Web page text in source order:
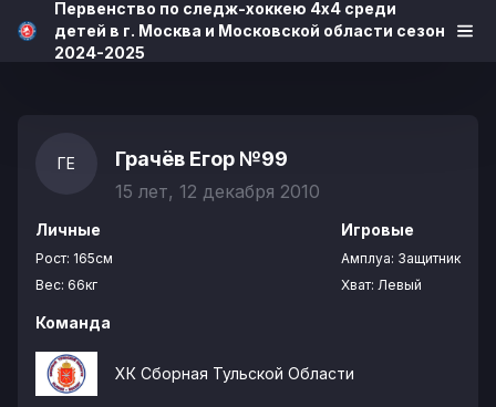
Первенство по следж-хоккею 4х4 среди
детей в г. Москва и Московской области сезон
2024-2025
ГЕ Грачёв Егор №99
15 лет, 12 декабря 2010
Личные
Рост: 165см
Вес: 66кг
Игровые
Амплуа: Защитник
Хват: Левый
Команда
ХК Сборная Тульской Области